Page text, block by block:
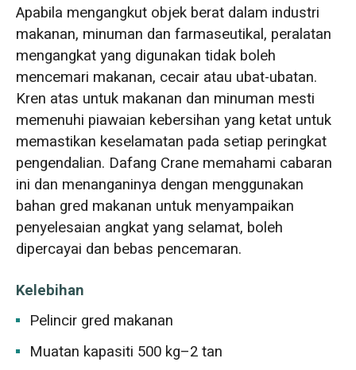
Apabila mengangkut objek berat dalam industri
makanan, minuman dan farmaseutikal, peralatan
mengangkat yang digunakan tidak boleh
mencemari makanan, cecair atau ubat-ubatan.
Kren atas untuk makanan dan minuman mesti
memenuhi piawaian kebersihan yang ketat untuk
memastikan keselamatan pada setiap peringkat
pengendalian. Dafang Crane memahami cabaran
ini dan menanganinya dengan menggunakan
bahan gred makanan untuk menyampaikan
penyelesaian angkat yang selamat, boleh
dipercayai dan bebas pencemaran.
Kelebihan
Pelincir gred makanan
Muatan kapasiti 500 kg–2 tan